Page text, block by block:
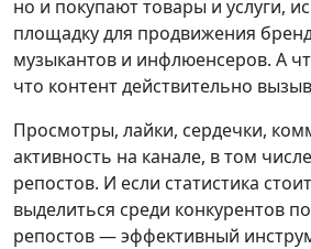
но и покупают товары и услуги,
площадку для продвижения
музыкантов и инфлюенсеров. А
что контент действительно
Просмотры, лайки, сердечки,
активность на канале, в том
репостов. И если статистика
выделиться среди конкурентов
репостов — эффективный